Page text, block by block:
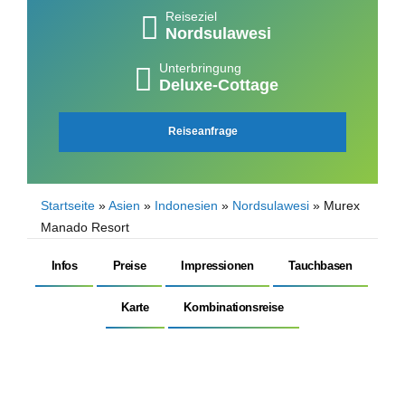
Reiseziel
Nordsulawesi
Unterbringung
Deluxe-Cottage
Reiseanfrage
Startseite »Asien » Indonesien » Nordsulawesi » Murex
Manado Resort
Infos Preise Impressionen Tauchbasen
Karte Kombinationsreise